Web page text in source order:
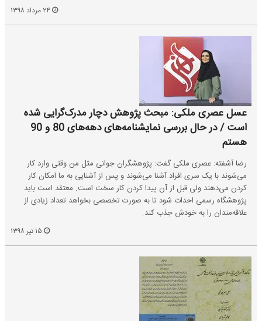
عسل عصری ملکی: مبحث پژوهش دچار مدرک‌گرایی شده
است / در حال بررسی نمایشنامه‌های دهه‌های 80 و 90
هستم
رضا آشفته: عصری ملکی گفت: پژوهشگران جوانی مثل من وقتی وارد کار
می‌شوند با یک سری افراد آشنا می‌شوند و پس از آشنایی به ما امکان کار
کردن می‌دهند ولی قبل از آن پیدا کردن کار سخت است. معتقد است باید
پژوهشگاه رسمی احداث شود تا به صورت تخصصی بخواهد تعداد زیادی از
علاقه‌مندان را به خودش جذب کند.